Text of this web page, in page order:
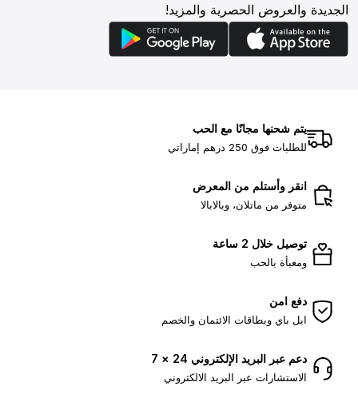
الجديدة والعروض الحصرية والمزيد!
يتم شحنها مجانًا مع الحب
للطلبات فوق 250 درهم إماراتي
انقر وأستلم من المعرض
متوفر من ماتلان، وبالابالا
توصيل خلال 2 ساعة
ومعبأة بالحب
دفع امن
ابل باي وبطاقات الائتمان والخصم
دعم عبر البريد الإلكتروني 24 × 7
الاستشارات عبر البريد الالكتروني